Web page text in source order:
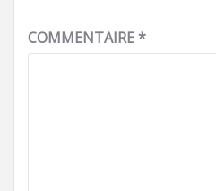
COMMENTAIRE*